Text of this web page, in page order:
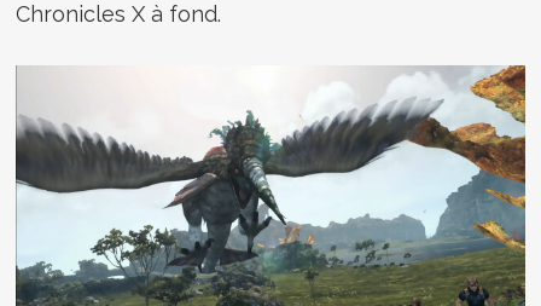
Chronicles X à fond.